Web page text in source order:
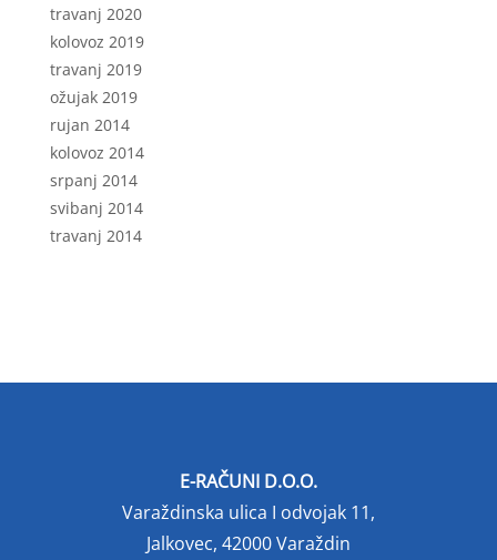
travanj 2020
kolovoz 2019
travanj 2019
ožujak 2019
rujan 2014
kolovoz 2014
srpanj 2014
svibanj 2014
travanj 2014
E-RAČUNI D.O.O.
Varaždinska ulica I odvojak 11,
Jalkovec, 42000 Varaždin